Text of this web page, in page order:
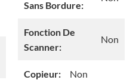
Sans Bordure:
Fonction De
Scanner:
Non
Copieur: Non